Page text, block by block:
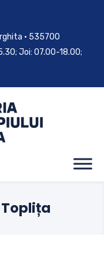
• 535700
Joi: 07.00-18.00;